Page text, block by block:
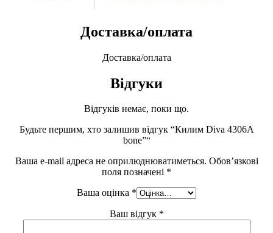
Доставка/оплата
Доставка/оплата
Відгуки
Відгуків немає, поки що.
Будьте першим, хто залишив відгук “Килим Diva 4306A
bone”“
Ваша e-mail адреса не оприлюднюватиметься. Обов’язкові
поля позначені *
Ваша оцінка *
Ваш відгук *